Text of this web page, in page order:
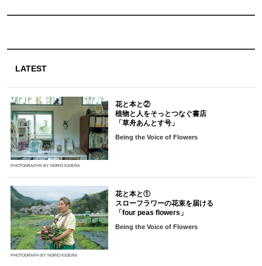
LATEST
PHOTOGRAPHS BY NORIO KIDERA
花と本と②
植物と人をそっとつなぐ書店
「草舟あんとす号」
Being the Voice of Flowers
PHOTOGRAPH BY NORIO KIDERA
花と本と①
スローフラワーの花束を届ける
「four peas flowers」
Being the Voice of Flowers